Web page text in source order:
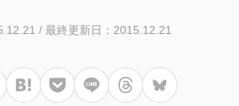
/ 最終更新日：2015.12.21